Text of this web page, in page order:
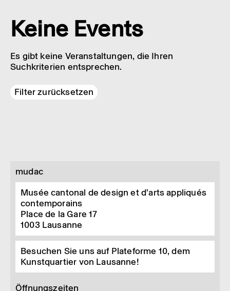
Keine Events
Es gibt keine Veranstaltungen, die Ihren
Suchkriterien entsprechen.
Filter zurücksetzen
mudac
Musée cantonal de design et d’arts appliqués
contemporains
Place de la Gare 17
1003 Lausanne
Besuchen Sie uns auf Plateforme 10, dem
Kunstquartier von Lausanne!
Öffnungszeiten